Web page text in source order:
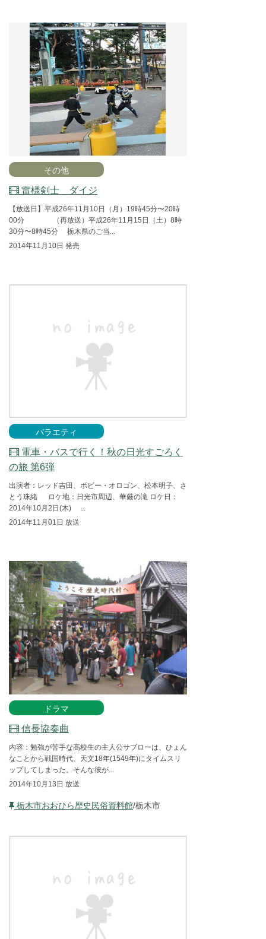
その他
雷様剣士 ダイジ
【放送日】平成26年11月10日（月）19時45分〜20時
00分 （再放送）平成26年11月15日（土）8時
30分〜8時45分 栃木県のご当...
2014年11月10日 発売
バラエティ
電車・バスで行く！秋の日光すごろく
の旅 第6弾
出演者：レッド吉田、ボビー・オロゴン、松本明子、さ
とう珠緒 ロケ地：日光市周辺、華厳の滝 ロケ日：
2014年10月2日(木) ...
2014年11月01日 放送
ドラマ
信長協奏曲
内容：勉強が苦手な高校生の主人公サブローは、ひょん
なことから戦国時代、天文18年(1549年)にタイムスリ
ップしてしまった。そんな彼が...
2014年10月13日 放送
栃木市おおひら歴史民俗資料館/栃木市